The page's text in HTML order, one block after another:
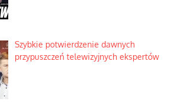
Szybkie potwierdzenie dawnych
przypuszczeń telewizyjnych ekspertów